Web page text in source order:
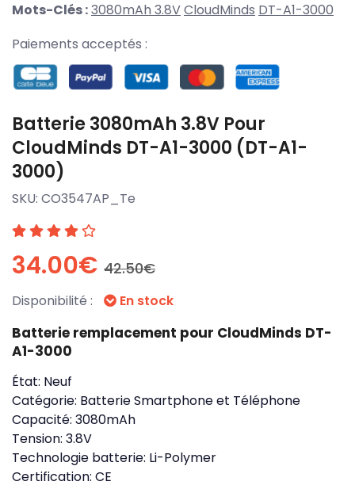
Mots-Clés :3080mAh 3.8VCloudMinds DT-A1-3000
Paiements acceptés :
Batterie 3080mAh 3.8V Pour
CloudMinds DT-A1-3000 (DT-A1-
3000)
SKU: CO3547AP_Te
34.00€ 42.50€
Disponibilité : En stock
Batterie remplacement pour CloudMinds DT-
A1-3000
État: Neuf
Catégorie: Batterie Smartphone et Téléphone
Capacité: 3080mAh
Tension: 3.8V
Technologie batterie: Li-Polymer
Certification: CE